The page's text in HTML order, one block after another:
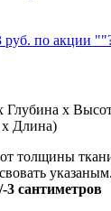
руб. по акции
x
Длина)
толщины
указаным.
3 сантиметров